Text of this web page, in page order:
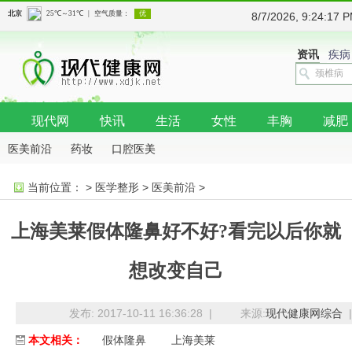
8/7/2026, 9:24:18
资讯 疾病
现代网 快讯 生活 女性 丰胸 减肥
医美前沿 药妆 口腔医美
当前位置： > 医学整形 > 医美前沿 >
上海美莱假体隆鼻好不好?看完以后你就
想改变自己
发布: 2017-10-11 16:36:28 | 来源:现代健康网综合 |
本文相关： 假体隆鼻 上海美莱